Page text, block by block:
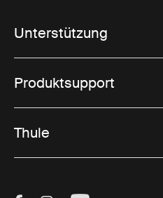
Unterstützung
Produktsupport
Thule